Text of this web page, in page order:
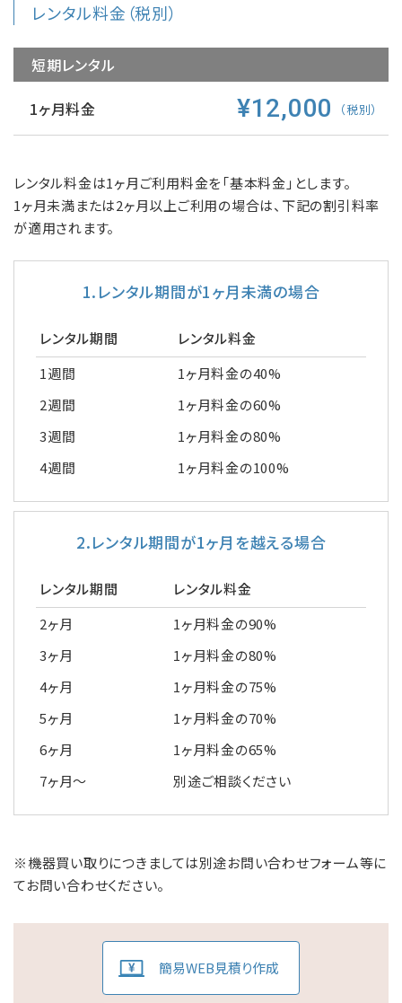
レンタル料金（税別）
短期レンタル
1ヶ月料金 ¥12,000 （税別）
レンタル料金は1ヶ月ご利用料金を「基本料金」とします。
1ヶ月未満または2ヶ月以上ご利用の場合は、下記の割引料率
が適用されます。
1.レンタル期間が1ヶ月未満の場合
レンタル期間
レンタル料金
1週間
1ヶ月料金の40%
2週間
1ヶ月料金の60%
3週間
1ヶ月料金の80%
4週間
1ヶ月料金の100%
2.レンタル期間が1ヶ月を越える場合
レンタル期間
レンタル料金
2ヶ月
1ヶ月料金の90%
3ヶ月
1ヶ月料金の80%
4ヶ月
1ヶ月料金の75%
5ヶ月
1ヶ月料金の70%
6ヶ月
1ヶ月料金の65%
7ヶ月～
別途ご相談ください
※機器買い取りにつきましては別途お問い合わせフォーム等に
てお問い合わせください。
簡易WEB見積り作成